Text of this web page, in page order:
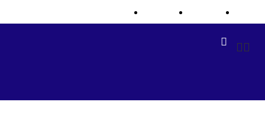
Newsletter Contact Us